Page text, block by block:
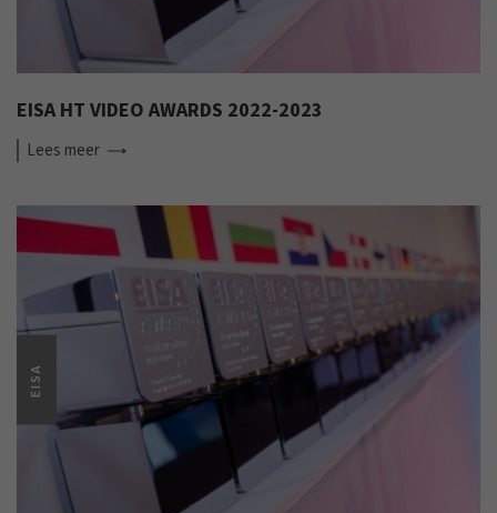
EISA HT VIDEO AWARDS 2022-2023
Lees meer
EISA